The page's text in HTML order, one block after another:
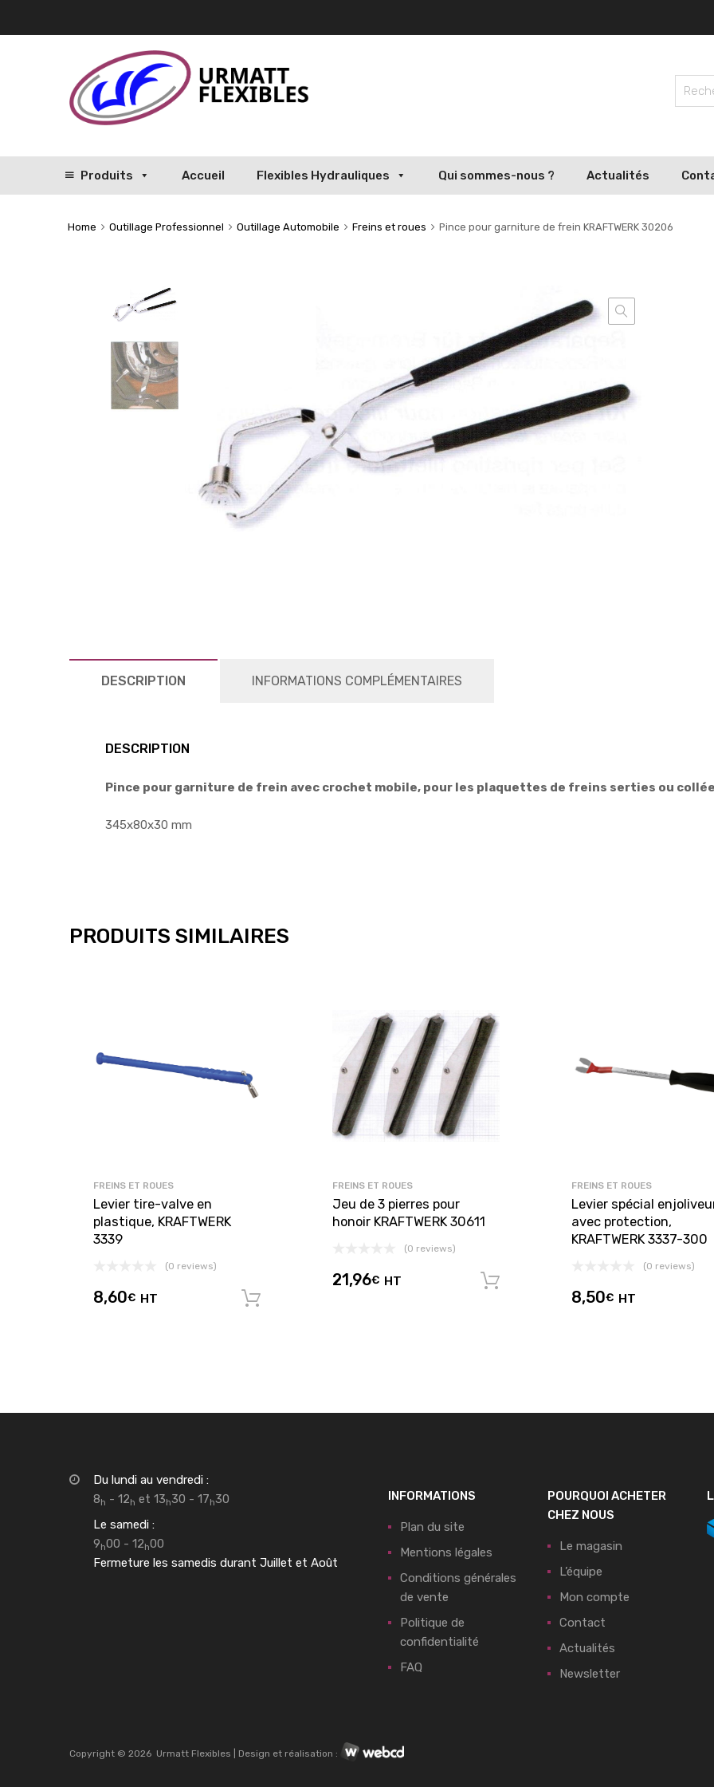
Produits Accueil Flexibles Hydrauliques Qui sommes-nous ? Actualités
Home Outillage Professionnel Outillage Automobile Freins et roues Pince pour garniture de frein KRAFTWERK 30206
DESCRIPTION INFORMATIONS COMPLÉMENTAIRES
DESCRIPTION
Pince pour garniture de frein avec crochet mobile, pour les plaquettes de freins serties ou
345x80x30 mm
PRODUITS SIMILAIRES
FREINS ET ROUES
Levier tire-valve en
plastique, KRAFTWERK
3339
(0 reviews)
8,60€ HT
FREINS ET ROUES
Jeu de 3 pierres pour
honoir KRAFTWERK 30611
(0 reviews)
21,96€ HT
FREINS ET ROUES
Levier spécial
avec protection,
KRAFTWERK 3337-300
(0 reviews)
8,50€ HT
Du lundi au vendredi :
8h - 12h et 13h30 - 17h30
Le samedi :
9h00 - 12h00
Fermeture les samedis durant Juillet et Août
INFORMATIONS
Plan du site
Mentions légales
Conditions générales
de vente
Politique de
confidentialité
FAQ
POURQUOI ACHETER
CHEZ NOUS
Le magasin
L’équipe
Mon compte
Contact
Actualités
Newsletter
Copyright © 2026 Urmatt Flexibles | Design et réalisation :